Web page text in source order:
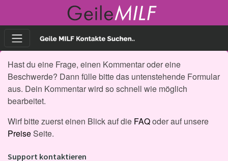
Hast du eine Frage, einen Kommentar oder eine
Beschwerde? Dann fülle bitte das untenstehende Formular
aus. Dein Kommentar wird so schnell wie möglich
bearbeitet.
Wirf bitte zuerst einen Blick auf die FAQoder auf unsere
PreiseSeite.